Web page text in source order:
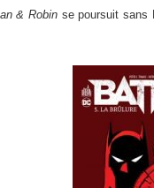
& Robinse poursuit sans